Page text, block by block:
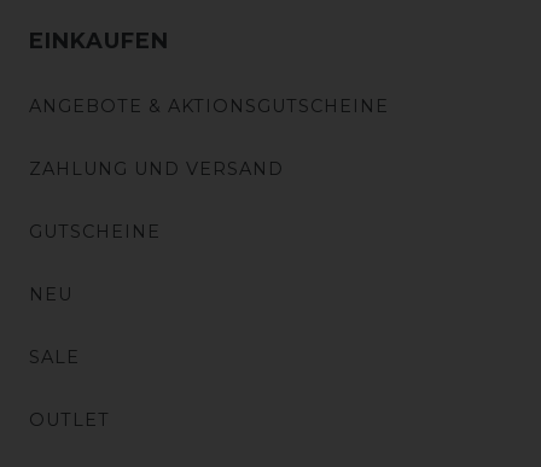
EINKAUFEN
ANGEBOTE & AKTIONSGUTSCHEINE
ZAHLUNG UND VERSAND
GUTSCHEINE
NEU
SALE
OUTLET